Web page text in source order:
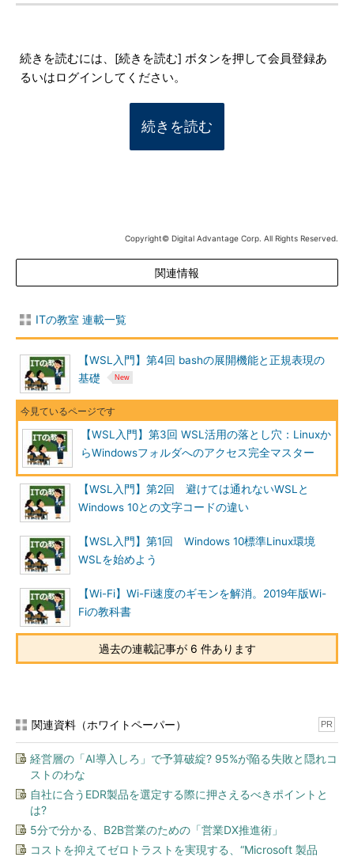
続きを読むには、[続きを読む] ボタンを押して会員登録あ
るいはログインしてください。
続きを読む
Copyright© Digital Advantage Corp. All Rights Reserved.
関連情報
ITの教室 連載一覧
【WSL入門】第4回 bashの展開機能と正規表現の
基礎
【WSL入門】第3回 WSL活用の落とし穴：Linuxか
らWindowsフォルダへのアクセス完全マスター
【WSL入門】第2回 避けては通れないWSLと
Windows 10との文字コードの違い
【WSL入門】第1回 Windows 10標準Linux環境
WSLを始めよう
【Wi-Fi】Wi-Fi速度のギモンを解消。2019年版Wi-
Fiの教科書
過去の連載記事が 6 件あります
関連資料（ホワイトペーパー） PR
経営層の「AI導入しろ」で予算破綻? 95%が陥る失敗と隠れコ
ストのわな
自社に合うEDR製品を選定する際に押さえるべきポイントと
は?
5分で分かる、B2B営業のための「営業DX推進術」
コストを抑えてゼロトラストを実現する、“Microsoft 製品